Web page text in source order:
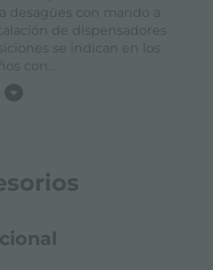
desagües con mando a
de dispensadores
se indican en los
con...